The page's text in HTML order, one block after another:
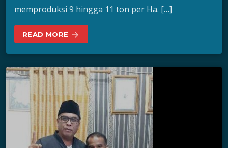
memproduksi 9 hingga 11 ton per Ha. […]
READ MORE arrow_forward